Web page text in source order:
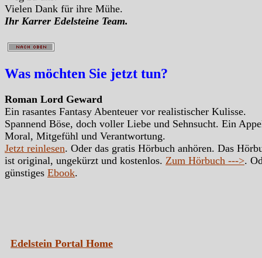
Vielen Dank für ihre Mühe.
Ihr Karrer Edelsteine Team.
Was möchten Sie jetzt tun?
Roman Lord Geward
Ein rasantes Fantasy Abenteuer vor realistischer Kulisse.
Spannend Böse, doch voller Liebe und Sehnsucht. Ein
Moral, Mitgefühl und Verantwortung.
Jetzt reinlesen. Oder das gratis Hörbuch anhören. Das
ist original, ungekürzt und kostenlos. Zum Hörbuch --->.
günstiges Ebook.
Edelstein Portal Home